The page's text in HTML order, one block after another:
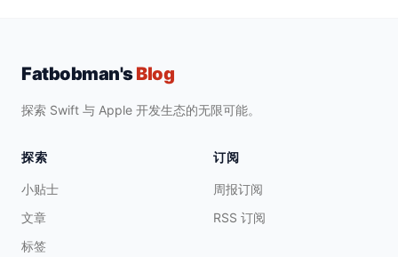
Fatbobman'sBlog
探索 Swift 与 Apple 开发生态的无限可能。
探索
小贴士
文章
标签
订阅
周报订阅
RSS 订阅